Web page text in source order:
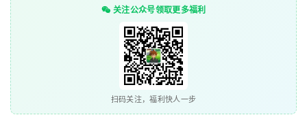
关注公众号领取更多福利
扫码关注，福利快人一步